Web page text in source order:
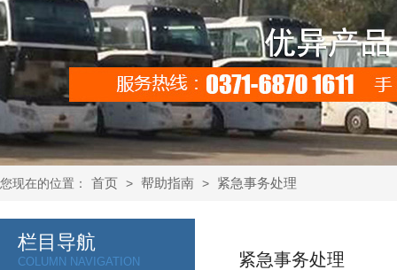
您现在的位置： 首页 > 帮助指南 > 紧急事务处理
栏目导航
COLUMN NAVIGATION 紧急事务处理